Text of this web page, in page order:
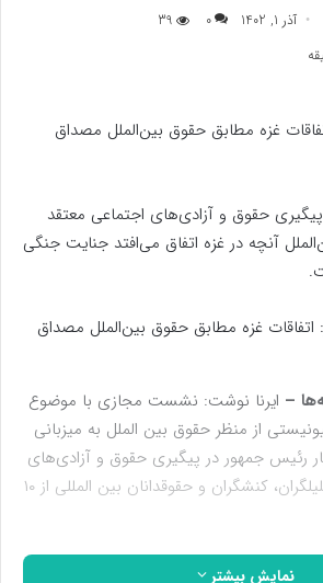
آذر 1, 1402 0
39
غزه مطابق حقوق بین‌الملل مصداق
حقوق و آزادی‌های اجتماعی معتقد
آنچه در غزه اتفاق می‌افتد جنایت جنگی
– ایرنا نوشت: نشست مجازی با موضوع
از منظر حقوق بین الملل به میزبانی
رئیس جمهور در پیگیری حقوق و آزادی‌های
اجتماعی و جمعی از تحلیلگران، کنشگران و حقوقدانان بین المللی از ۱۰
در حالی شاهد جنایات رژیم
نمایش بیشتر